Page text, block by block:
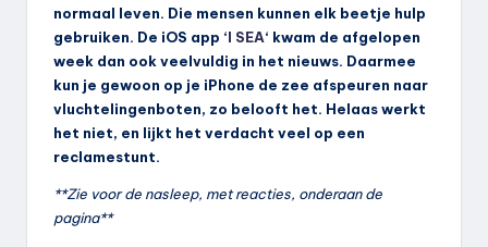
normaal leven. Die mensen kunnen elk beetje hulp
gebruiken. De iOS app ‘I SEA‘ kwam de afgelopen
week dan ook veelvuldig in het nieuws. Daarmee
kun je gewoon op je iPhone de zee afspeuren naar
vluchtelingenboten, zo belooft het. Helaas werkt
het niet, en lijkt het verdacht veel op een
reclamestunt.
**Zie voor de nasleep, met reacties, onderaan de
pagina**